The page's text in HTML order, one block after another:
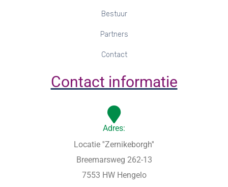
Bestuur
Partners
Contact
Contact informatie
Adres:
Locatie ''Zernikeborgh''
Breemarsweg 262-13
7553 HW Hengelo